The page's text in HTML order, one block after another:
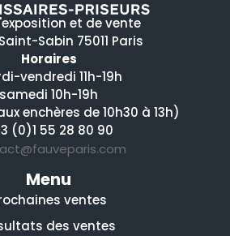
et de vente
Sabin 75011 Paris
Horaires
vendredi 11h-19h
samedi 10h-19h
enchères de 10h30 à 13h)
(0)1 55 28 80 90
Menu
ventes
des ventes